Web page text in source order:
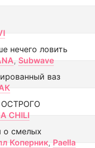
нечего ловить
, Subwave
ваз
CHILI
о смелых
Коперник, Paella